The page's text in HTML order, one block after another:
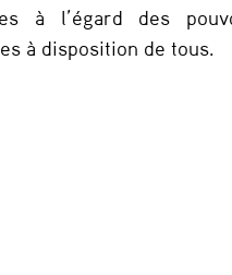
à l’égard des
à disposition de tous.